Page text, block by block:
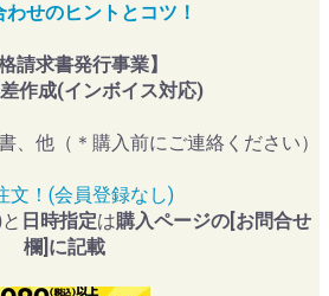
わせのヒントとコツ！
格請求書発行事業】
作成(インボイス対応)
、他（＊購入前にご連絡ください）
文！(会員登録なし)
と 日時指定は購入ページの[お問合せ
欄]に記載